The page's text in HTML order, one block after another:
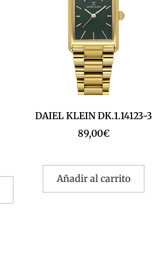
DAIEL KLEIN DK.1.14123-3
89,00€
Añadir al carrito